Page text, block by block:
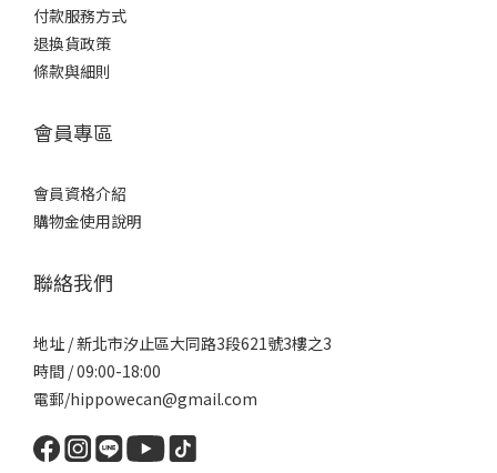
付款服務方式
退換貨政策
條款與細則
會員專區
會員資格介紹
購物金使用說明
聯絡我們
地址 / 新北市汐止區大同路3段621號3樓之3
時間 / 09:00-18:00
電郵/hippowecan@gmail.com